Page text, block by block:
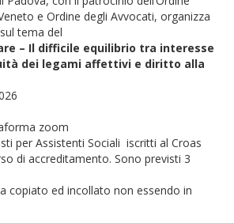
e Ordine degli Avvocati, organizza
tema del
– Il difficile equilibrio tra interesse
dei legami affettivi e diritto alla
zoom
per Assistenti Sociali iscritti al Croas
di accreditamento. Sono previsti 3
copiato ed incollato non essendo in